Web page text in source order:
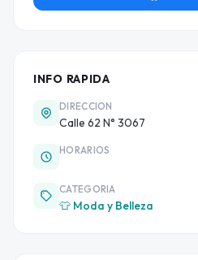
INFO RAPIDA
DIRECCION
Calle 62 N° 3067
HORARIOS
CATEGORIA
👕 Moda y Belleza